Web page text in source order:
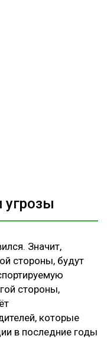
Значит,
стороны, будут
стороны,
которые
в последние годы